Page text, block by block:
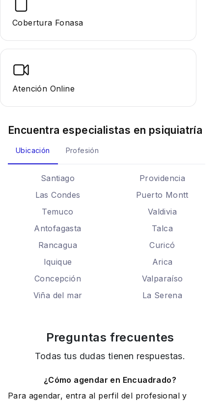
Cobertura Fonasa
Atención Online
Encuentra especialistas en psiquiatría
Ubicación Profesión
Santiago
Providencia
Las Condes
Puerto Montt
Temuco
Valdivia
Antofagasta
Talca
Rancagua
Curicó
Iquique
Arica
Concepción
Valparaíso
Viña del mar
La Serena
Preguntas frecuentes
Todas tus dudas tienen respuestas.
¿Cómo agendar en Encuadrado?
Para agendar, entra al perfil del profesional y